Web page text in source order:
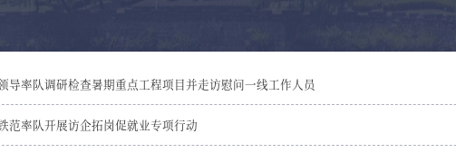
导率队调研检查暑期重点工程项目并走访慰问一线工作人员
范率队开展访企拓岗促就业专项行动